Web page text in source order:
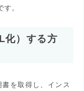
す。
）する方
を取得し、インス